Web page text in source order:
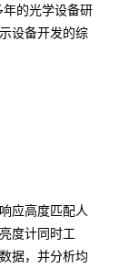
的光学设备研
设备开发的综
应高度匹配人
度计同时工
据，并分析均